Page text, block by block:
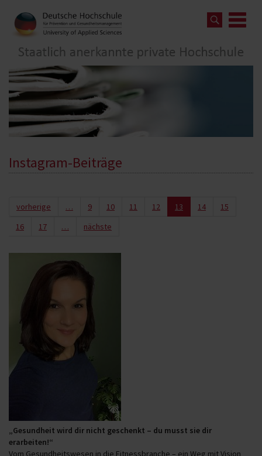
Instagram-Beiträge
vorherige … 9 10 11 12 13 14
15
16
17 … nächste
„Gesundheit wird dir nicht geschenkt – du musst sie dir
erarbeiten!“
Vom Gesundheitswesen in die Fitnessbranche – ein Weg mit Vision